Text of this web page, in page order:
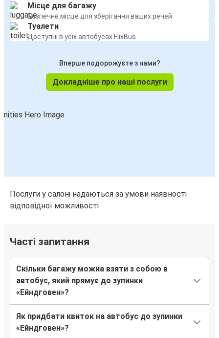
Ейндговен
Маастрихт
Гент
Гент
Ейндговен
Аахен
Ейндговен
Аеропорт Брюсселя
Ейндговен
Гамбург
Ейндговен
Реремонд
Місце для багажу
Безпечне місце для зберігання ваших речей
Туалети
Доступні в усіх автобусах FlixBus
Вперше подорожуєте з нами?
Докладніше про наші послуги
Послуги у салоні надаються за умови наявності
відповідної можливості
Часті запитання
Скільки багажу можна взяти з собою в
автобус, який прямує до зупинки
«Ейндговен»?
Як придбати квиток на автобус до зупинки
«Ейндговен»?